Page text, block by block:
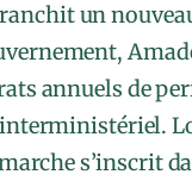
un
annuels de
s’inscrit